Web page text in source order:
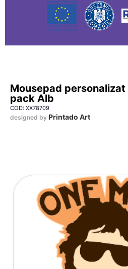
Mousepad
pack Alb
COD: XX78709
designed by Printado Art